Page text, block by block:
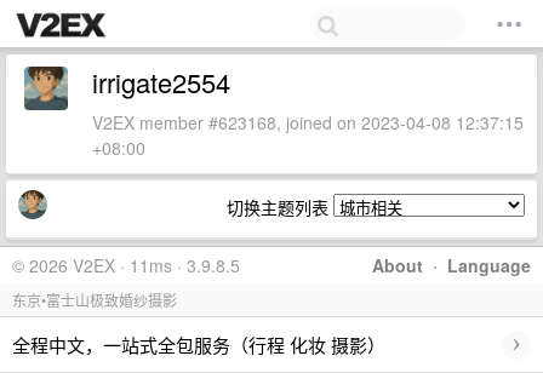
irrigate2554
V2EX member #623168, joined on 2023-04-08 12:37:15
+08:00
切换主题列表
About · Language
© 2026 V2EX · 11ms · 3.9.8.5
东京•富士山极致婚纱摄影
全程中文，一站式全包服务（行程 化妆 摄影） ›